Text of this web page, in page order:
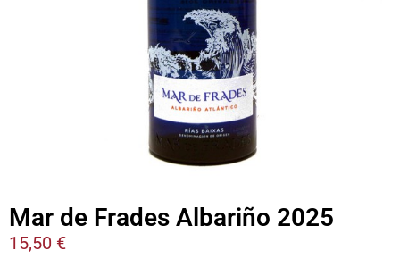
Mar de Frades Albariño 2025
15,50 €